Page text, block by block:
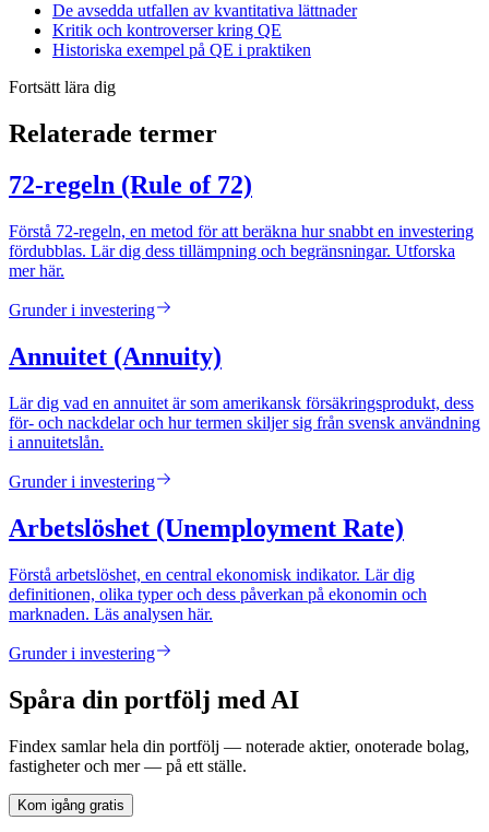
De avsedda utfallen av kvantitativa lättnader
Kritik och kontroverser kring QE
Historiska exempel på QE i praktiken
Fortsätt lära dig
Relaterade termer
72-regeln (Rule of 72)
Förstå 72-regeln, en metod för att beräkna hur snabbt en investering
fördubblas. Lär dig dess tillämpning och begränsningar. Utforska
mer här.
Grunder i investering
Annuitet (Annuity)
Lär dig vad en annuitet är som amerikansk försäkringsprodukt, dess
för- och nackdelar och hur termen skiljer sig från svensk användning
i annuitetslån.
Grunder i investering
Arbetslöshet (Unemployment Rate)
Förstå arbetslöshet, en central ekonomisk indikator. Lär dig
definitionen, olika typer och dess påverkan på ekonomin och
marknaden. Läs analysen här.
Grunder i investering
Spåra din portfölj med AI
Findex samlar hela din portfölj — noterade aktier, onoterade bolag,
fastigheter och mer — på ett ställe.
Kom igång gratis